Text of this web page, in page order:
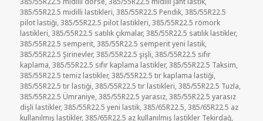
385/55R22.5 midilli lastikleri,385/55R22.5 Pendik,385/55R22.5
pilot lastiği,385/55R22.5 pilot lastikleri,385/55R22.5 römork
lastikleri,385/55R22.5 satılık çıkmalar,385/55R22.5 satılık lastikler,
385/55R22.5 semperit,385/55R22.5 semperit yeni lastik,
385/55R22.5 Şirinevler,385/55R22.5 şişli,385/55R22.5 sıfır
kaplama,385/55R22.5 sıfır kaplama lastikler,385/55R22.5 Taksim,
385/55R22.5 temiz lastikler,385/55R22.5 tır kaplama lastiği,
385/55R22.5 tır lastiği,385/55R22.5 tır lastikleri,385/55R22.5 Tuzla,
385/55R22.5 Ümraniye,385/55R22.5 yarasız,385/55R22.5 yarasız
dişli lastikler,385/55R22.5 yeni lastik,385/65R22.5,385/65R22.5 az
kullanılmış lastikler,385/65R22.5 az kullanılmış lastikler Tekirdağ,